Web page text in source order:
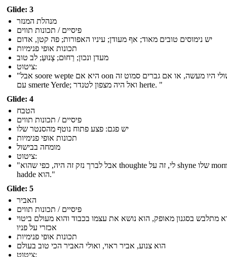
Glide: 3
מנהלת המנזר
פיסיים / תכונות תווים
יש נימוסים טובים מאוד; אף מעודן; עיניו האפורות; פה קטן, אדום
תכונות אופי פנימיות
מעדן ונכון; רַחוּם; צָנוּעַ; לב טוב
ציטוט:
"אבל soore wepte היא אם oon של שולי היו מעשה, או אם גברים סמוט זה
עם smerte Yerde; ואל היה מצפון לטנדר herte. "
Glide: 4
הטבח
פיסיים / תכונות תווים
יש פגם: פצע פתוח נוטף מהסנטר שלו
תכונות אופי פנימיות
מומחה בבישול
ציטוט:
"אבל לברך נזק זה היה, כפי שהוא thoughte לי, זה על shyne שלו mormal
hadde הוא."
Glide: 5
האביר
פיסיים / תכונות תווים
מתלבש בסגנון מאופק, הוא נושא את עצמו בכבוד והוא מעולם ביטוי
אכזרי על פניו
תכונות אופי פנימיות
הוא צנוע, אביר ראוי, ואולי האביר הכי טוב בעולם
ציטוט: